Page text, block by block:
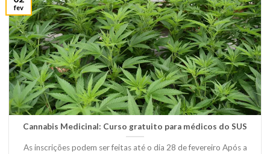
Cannabis Medicinal: Curso gratuito para médicos do SUS
As inscrições podem ser feitas até o dia 28 de fevereiro Após a
fev